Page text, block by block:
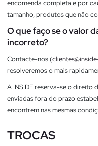
encomenda completa e por
tamanho, produtos que não
O que faço se o valor
incorreto?
Contacte-nos (
resolveremos o mais
A INSIDE reserva-se o direito
enviadas fora do prazo
encontrem nas mesmas
TROCAS